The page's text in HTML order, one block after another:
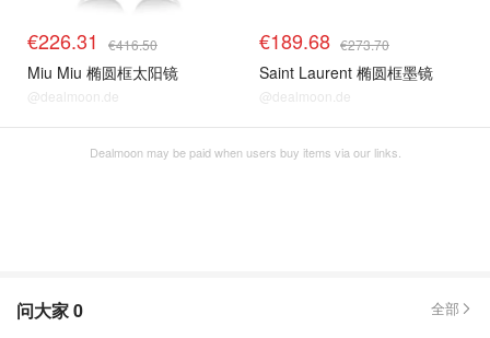
€226.31 €416.50
Miu Miu 椭圆框太阳镜
@dealmoon.de
€189.68 €273.70
Saint Laurent 椭圆框墨镜
@dealmoon.de
Dealmoon may be paid when users buy items via our links.
问大家0 全部